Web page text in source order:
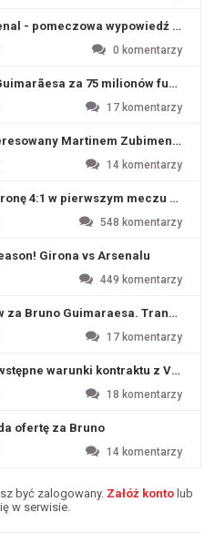
- pomeczowa wypowiedź Artety
0 komentarzy
za 75 milionów funtów
17 komentarzy
Martinem Zubimendim
14 komentarzy
4:1 w pierwszym meczu
548 komentarzy
Girona vs Arsenalu
449 komentarzy
za Bruno Guimaraesa. Transfer
17 komentarzy
warunki kontraktu z
18 komentarzy
ofertę za Bruno
14 komentarzy
być zalogowany. Załóż kontolub
w serwisie.